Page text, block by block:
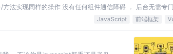
法实现同样的操作 没有任何组件通信障碍 ， 后台无需专
写,处处部署
JavaScript 前端框架